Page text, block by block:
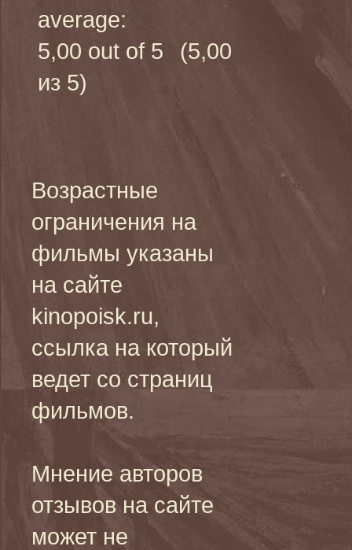
(5,00
из 5)
Возрастные
ограничения на
фильмы указаны
на сайте
kinopoisk.ru,
ссылка на который
ведет со страниц
фильмов.
Мнение авторов
отзывов на сайте
может не